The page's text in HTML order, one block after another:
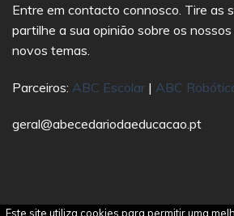
Entre em contacto connosco. Tire as
partilhe a sua opinião sobre os
novos temas.
Parceiros: ABC Escolar | ABC
geral@abecedariodaeducacao.pt
Este site utiliza cookies para permitir uma